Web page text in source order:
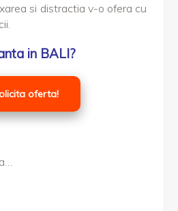
si distractia v-o ofera cu
in BALI?
oferta!